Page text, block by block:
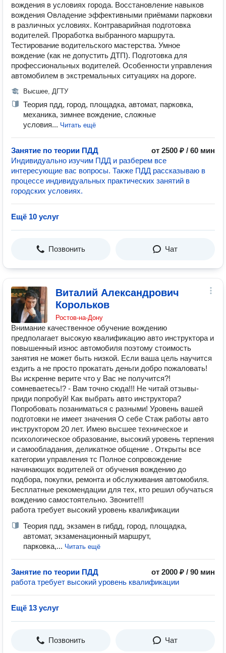
вождения в условиях города. Восстановление навыков
вождения Овладение эффективными приёмами парковки
в различных условиях. Контраварийная подготовка
водителей. Проработка выбранного маршрута.
Тестирование водительского мастерства. Умное
вождение (как не допустить ДТП). Подготовка для
профессиональных водителей. Особенности управления
автомобилем в экстремальных ситуациях на дороге.
Высшее, ДГТУ
Теория пдд, город, площадка, автомат, парковка,
механика, зимнее вождение, сложные
условия... Читать ещё
Занятие по теории ПДД
от 2500 ₽ / 60 мин
Индивидуально изучим ПДД и разберем все
интересующие вас вопросы. Также ПДД рассказываю в
процессе индивидуальных практических занятий в
городских условиях.
Ещё 10 услуг
Позвонить Чат
Виталий Александрович
Корольков
Ростов-на-Дону
Внимание качественное обучение вождению
предполагает высокую квалификацию авто инструктора и
повышенный износ автомобиля поэтому стоимость
занятия не может быть низкой. Если ваша цель научится
ездить а не просто прокатать деньги добро пожаловать!
Вы искренне верите что у Вас не получится?!
сомневаетесь!? - Вам точно сюда!!! Не читай отзывы-
приди попробуй! Как выбрать авто инструктора?
Попробовать позаниматься с разными! Уровень вашей
подготовки не имеет значения О себе Стаж работы авто
инструктором 20 лет. Имею высшее техническое и
психологическое образование, высокий уровень терпения
и самообладания, деликатное общение . Открыты все
категории управления тс Полное сопровождение
начинающих водителей от обучения вождению до
подбора, покупки, ремонта и обслуживания автомобиля.
Бесплатные рекомендации для тех, кто решил обучаться
вождению самостоятельно. Звоните!!!
работа требует высокий уровень квалификации
Теория пдд, экзамен в гибдд, город, площадка,
автомат, экзаменационный маршрут,
парковка,... Читать ещё
Занятие по теории ПДД
от 2000 ₽ / 90 мин
работа требует высокий уровень квалификации
Ещё 13 услуг
Позвонить Чат